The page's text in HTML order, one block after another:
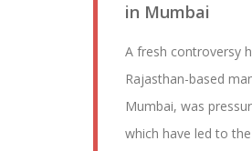
in Mumbai
A fresh controversy
Rajasthan-based
Mumbai, was
which have led to